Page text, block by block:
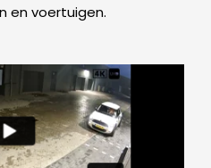
en voertuigen.